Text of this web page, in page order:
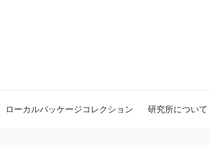
ローカルパッケージコレクション 研究所について